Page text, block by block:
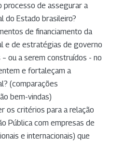
processo de assegurar a
do Estado brasileiro?
de financiamento da
e de estratégias de governo
ou a serem construídos - no
e fortaleçam a
(comparações
bem-vindas)
os critérios para a relação
Pública com empresas de
e internacionais) que